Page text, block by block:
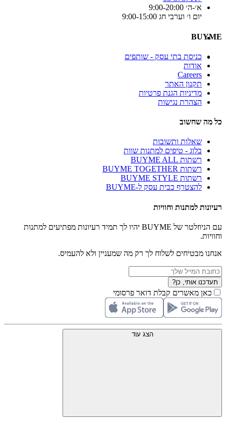
א׳-ה׳ 9:00-20:00
יום ו׳ וערבי חג 9:00-15:00
BUYME
כניסת בתי עסק - שותפים
אודות
Careers
תקנון האתר
מדיניות הגנת פרטיות
הצהרת נגישות
כל מה שחשוב
שאלות ותשובות
בלוג - טיפים למתנות שוות
רשתות BUYME ALL
רשתות BUYME TOGETHER
רשתות BUYME STYLE
להצטרף כבית עסק ל-BUYME
רעיונות למתנות וחוויות
עם הניוזלטר של BUYME יהיו לך תמיד רעיונות מפתיעים למתנות
וחוויות.
אנחנו מבטיחים לשלוח לך רק מה שמעניין ולא להעמיס.
תעדכנו אותי, כן?
כאן מאשרים קבלת דואר פרסומי
הצג עוד